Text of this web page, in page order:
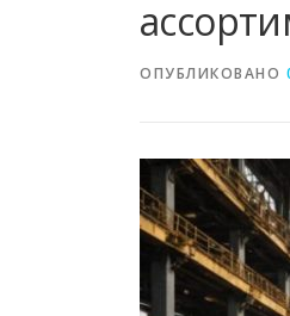
ОПУБЛИКОВАНО